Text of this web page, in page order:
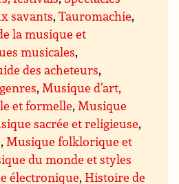
savants,Tauromachie,
la musique et
musicales,
des acheteurs,
,Musique d’art,
et formelle,Musique
sacrée et religieuse,
,Musique folklorique et
du monde et styles
électronique,Histoire de